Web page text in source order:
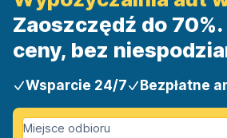
Zaoszczędź do
ceny, bez
Wsparcie 24/7 Bezpłatne
Miejsce odbioru